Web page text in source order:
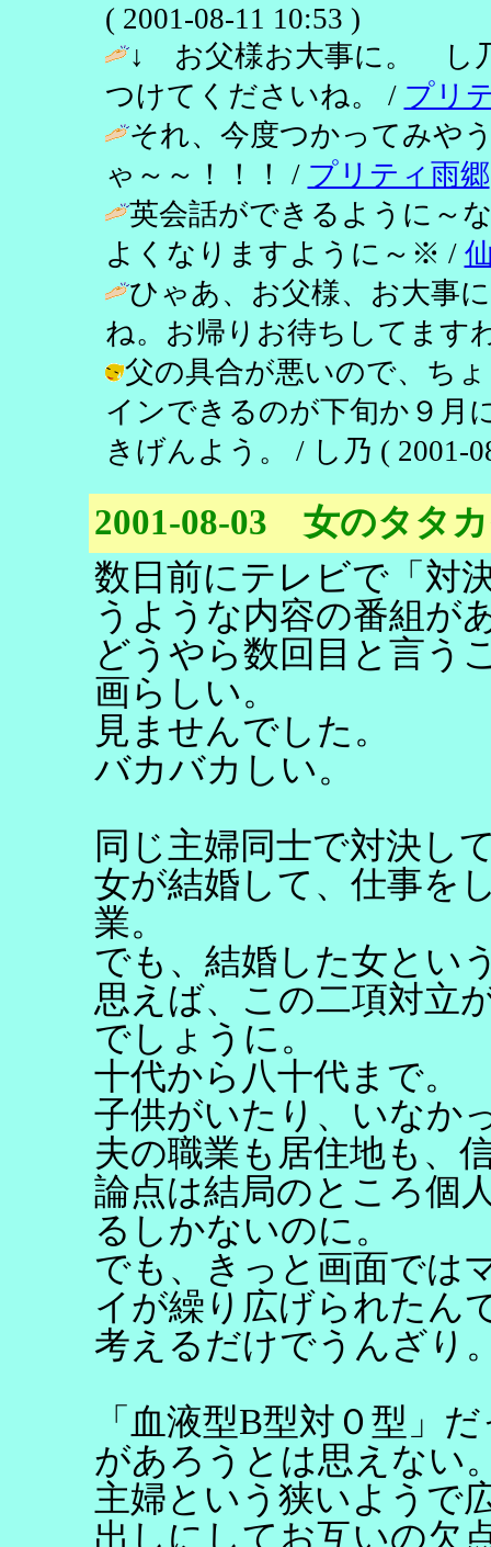
( 2001-08-11 10:53 )
↓ お父様お大事に。 し
つけてくださいね。 / プリ
それ、今度つかってみや
ゃ～～！！！ / プリティ雨郷
英会話ができるように
よくなりますように～※ /
ひゃあ、お父様、お大事
ね。お帰りお待ちしてます
父の具合が悪いので、ち
インできるのが下旬か９月
きげんよう。 / し乃 ( 2001-
2001-08-03 女のタタ
数日前にテレビで「対
うような内容の番組が
どうやら数回目と言う
画らしい。
見ませんでした。
バカバカしい。
同じ主婦同士で対決し
女が結婚して、仕事を
業。
でも、結婚した女とい
思えば、この二項対立
でしょうに。
十代から八十代まで。
子供がいたり、いなか
夫の職業も居住地も、
論点は結局のところ個
るしかないのに。
でも、きっと画面では
イが繰り広げられたん
考えるだけでうんざり
「血液型B型対０型」
があろうとは思えない
主婦という狭いようで
出しにしてお互いの欠